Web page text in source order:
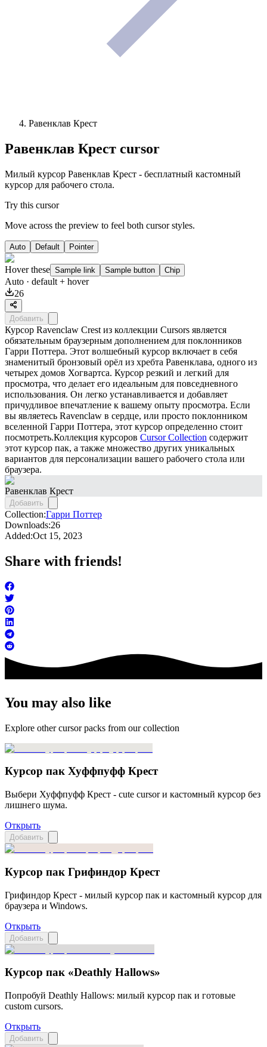
Равенклав Крест
Равенклав Крест cursor
Милый курсор Равенклав Крест - бесплатный кастомный
курсор для рабочего стола.
Try this cursor
Move across the preview to feel both cursor styles.
Auto Default Pointer
Hover these Sample link Sample button Chip
Auto · default + hover
26
Добавить
Курсор Ravenclaw Crest из коллекции Cursors является
обязательным браузерным дополнением для поклонников
Гарри Поттера. Этот волшебный курсор включает в себя
знаменитый бронзовый орёл из хребта Равенклава, одного из
четырех домов Хогвартса. Курсор резкий и легкий для
просмотра, что делает его идеальным для повседневного
использования. Он легко устанавливается и добавляет
причудливое впечатление к вашему опыту просмотра. Если
вы являетесь Ravenclaw в сердце, или просто поклонником
вселенной Гарри Поттера, этот курсор определенно стоит
посмотреть.Коллекция курсоров Cursor Collection содержит
этот курсор пак, а также множество других уникальных
вариантов для персонализации вашего рабочего стола или
браузера.
Равенклав Крест
Добавить
Collection:Гарри Поттер
Downloads:26
Added:Oct 15, 2023
Share with friends!
You may also like
Explore other cursor packs from our collection
Курсор пак Хуффпуфф Крест
Выбери Хуффпуфф Крест - cute cursor и кастомный курсор без
лишнего шума.
Открыть
Добавить
Курсор пак Грифиндор Крест
Грифиндор Крест - милый курсор пак и кастомный курсор для
браузера и Windows.
Открыть
Добавить
Курсор пак «Deathly Hallows»
Попробуй Deathly Hallows: милый курсор пак и готовые
custom cursors.
Открыть
Добавить